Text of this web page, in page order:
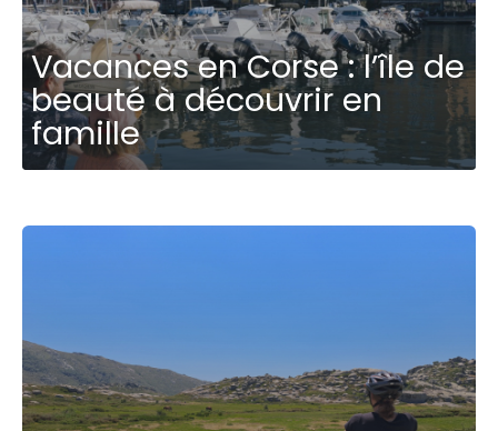
Vacances en Corse : l’île de
beauté à découvrir en
famille